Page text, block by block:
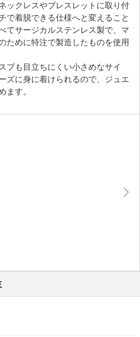
ックレスやブレスレットに取り付
で着脱できる仕様へと変えること
てサージカルステンレス製で、マ
ために特注で製造したものを使用
プも目立ちにくい小さめなサイ
ズに身に着けられるので、ジュエ
ます。
ト（１８Ｋ）（１８Ｋコート）
保管上の注意等）】
商品について＞
医療用電気機器をご使用の方は